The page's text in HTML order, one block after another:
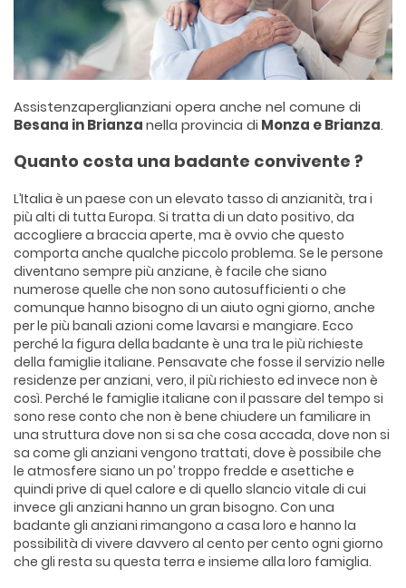
Assistenzaperglianziani opera anche nel comune di
Besana in Brianzanella provincia di Monza e Brianza.
Quanto costa una badante convivente ?
L’Italia è un paese con un elevato tasso di anzianità, tra i
più alti di tutta Europa. Si tratta di un dato positivo, da
accogliere a braccia aperte, ma è ovvio che questo
comporta anche qualche piccolo problema. Se le persone
diventano sempre più anziane, è facile che siano
numerose quelle che non sono autosufficienti o che
comunque hanno bisogno di un aiuto ogni giorno, anche
per le più banali azioni come lavarsi e mangiare. Ecco
perché la figura della badante è una tra le più richieste
della famiglie italiane. Pensavate che fosse il servizio nelle
residenze per anziani, vero, il più richiesto ed invece non è
così. Perché le famiglie italiane con il passare del tempo si
sono rese conto che non è bene chiudere un familiare in
una struttura dove non si sa che cosa accada, dove non si
sa come gli anziani vengono trattati, dove è possibile che
le atmosfere siano un po’ troppo fredde e asettiche e
quindi prive di quel calore e di quello slancio vitale di cui
invece gli anziani hanno un gran bisogno. Con una
badante gli anziani rimangono a casa loro e hanno la
possibilità di vivere davvero al cento per cento ogni giorno
che gli resta su questa terra e insieme alla loro famiglia.